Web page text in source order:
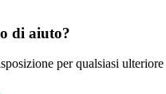
di aiuto?
per qualsiasi